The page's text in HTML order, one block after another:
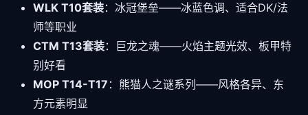
WLK T10套装：冰冠堡垒——冰蓝色调、适合DK/法
师等职业
CTM T13套装：巨龙之魂——火焰主题光效、板甲特
别好看
MOP T14-T17 ：熊猫人之谜系列——风格各异、东
方元素明显